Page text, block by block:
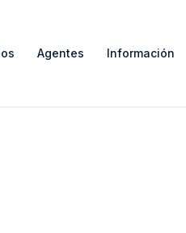
Agentes Información